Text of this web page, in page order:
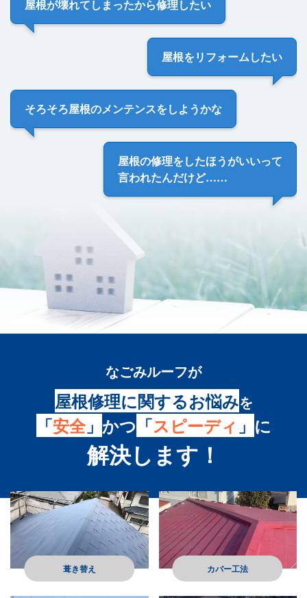
屋根が壊れてしまったから修理したい
屋根をリフォームしたい
そろそろ屋根のメンテンスをしようかな
屋根の修理をしたほうがいいって
言われたんだけど……
なごみルーフが
屋根修理に関するお悩みを
「安全」 かつ 「スピーディ 」 に
解決します！
葺き替え カバー工法